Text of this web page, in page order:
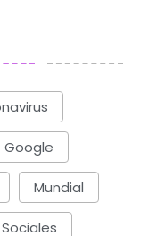
TECNOLOGÍA
Apple busca
inteligencia
BY-Comunica News
Jueves, Julio 10, 2025
Google
Mundial